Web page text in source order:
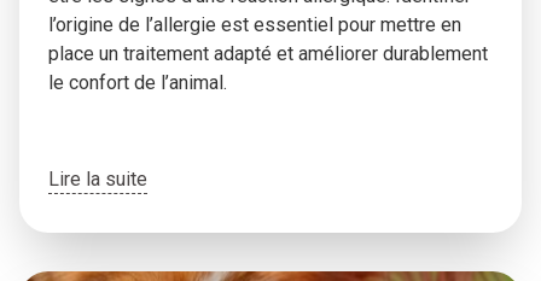
l’origine de l’allergie est essentiel pour mettre en
place un traitement adapté et améliorer durablement
le confort de l’animal.
Lire la suite